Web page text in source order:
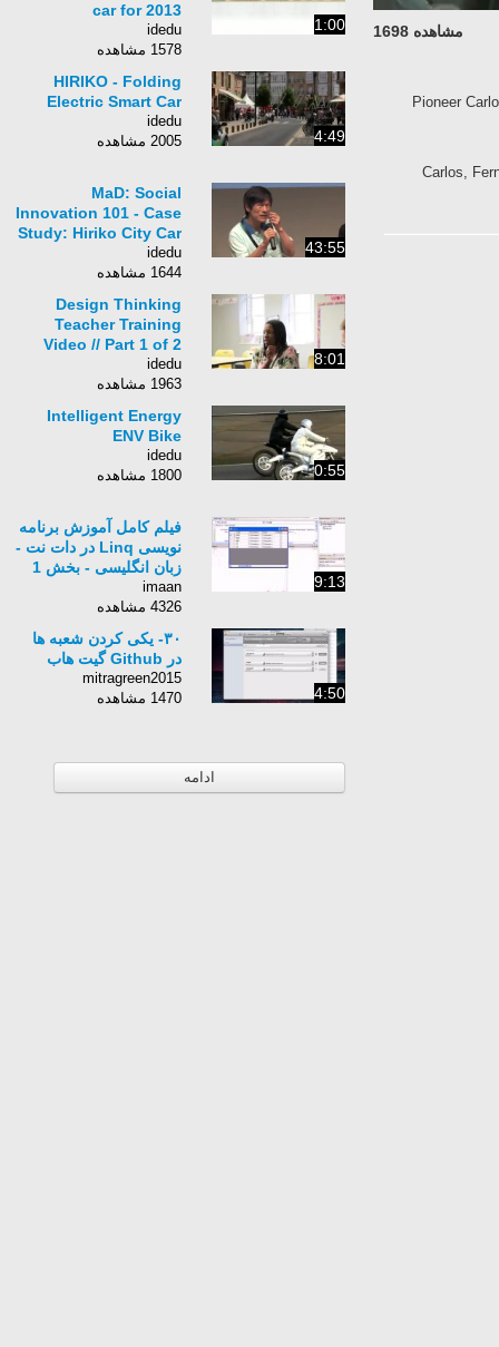
مشاهده 1698
Pioneer
Carlos,
1:00
car for 2013
idedu
1578 مشاهده
4:49
HIRIKO - Folding
Electric Smart Car
idedu
2005 مشاهده
43:55
MaD: Social
Innovation 101 - Case
Study: Hiriko City Car
idedu
1644 مشاهده
8:01
Design Thinking
Teacher Training
Video // Part 1 of 2
idedu
1963 مشاهده
0:55
Intelligent Energy
ENV Bike
idedu
1800 مشاهده
9:13
فیلم کامل آموزش برنامه
نویسی Linq در دات نت -
زبان انگلیسی - بخش 1
imaan
4326 مشاهده
4:50
۳۰- یکی کردن شعبه ها
در Github گیت هاب
mitragreen2015
1470 مشاهده
ادامه